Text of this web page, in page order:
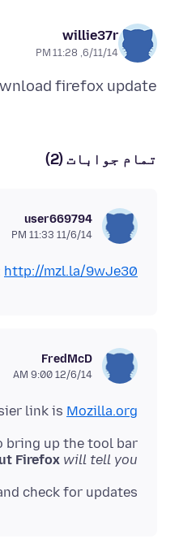
willie37r
6/11/14, 11:28 PM
firefox update?
تمام جوابات (2)
user669794
11/6/14 11:33 PM
http://mzl.la/9wJe30
FredMcD
12/6/14 9:00 AM
link is Mozilla.org
Firefox will tell you
check for updates.